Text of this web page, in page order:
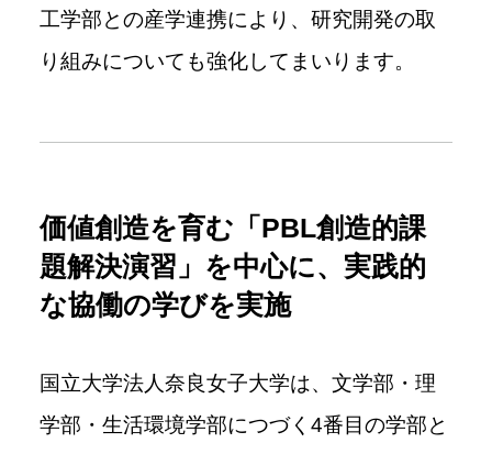
工学部との産学連携により、研究開発の取
り組みについても強化してまいります。
価値創造を育む「PBL創造的課
題解決演習」を中心に、実践的
な協働の学びを実施
国立大学法人奈良女子大学は、文学部・理
学部・生活環境学部につづく 4番目の学部と